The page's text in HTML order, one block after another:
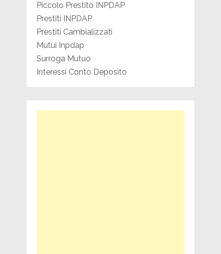
Piccolo Prestito INPDAP
Prestiti INPDAP
Prestiti Cambializzati
Mutui Inpdap
Surroga Mutuo
Interessi Conto Deposito